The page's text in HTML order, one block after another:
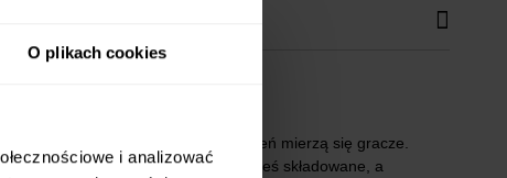
O plikach cookies
i analizować
z problemami, z którymi na co dzień mierzą się gracze.
przedmioty muszą być gdzieś składowane, a